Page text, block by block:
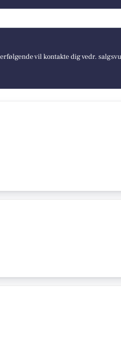
vil kontakte dig vedr.